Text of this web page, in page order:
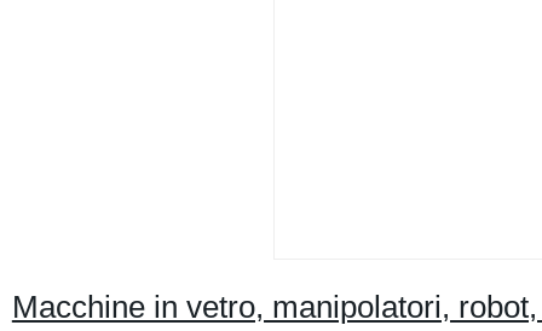
Macchine in vetro, manipolatori,